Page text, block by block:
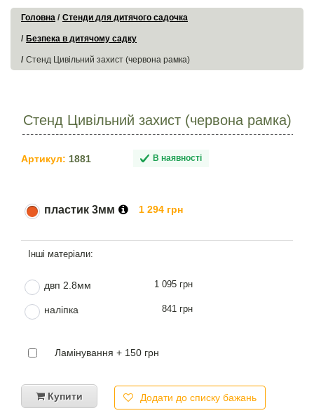
Головна Стенди для дитячого садочка
Безпека в дитячому садку
Стенд Цивільний захист (червона рамка)
Стенд Цивільний захист (червона рамка)
Артикул: 1881 В наявності
пластик 3мм 1 294 грн
двп 2.8мм 1 095 грн
наліпка 841 грн
Ламінування + 150 грн
Купити Додати до списку бажань